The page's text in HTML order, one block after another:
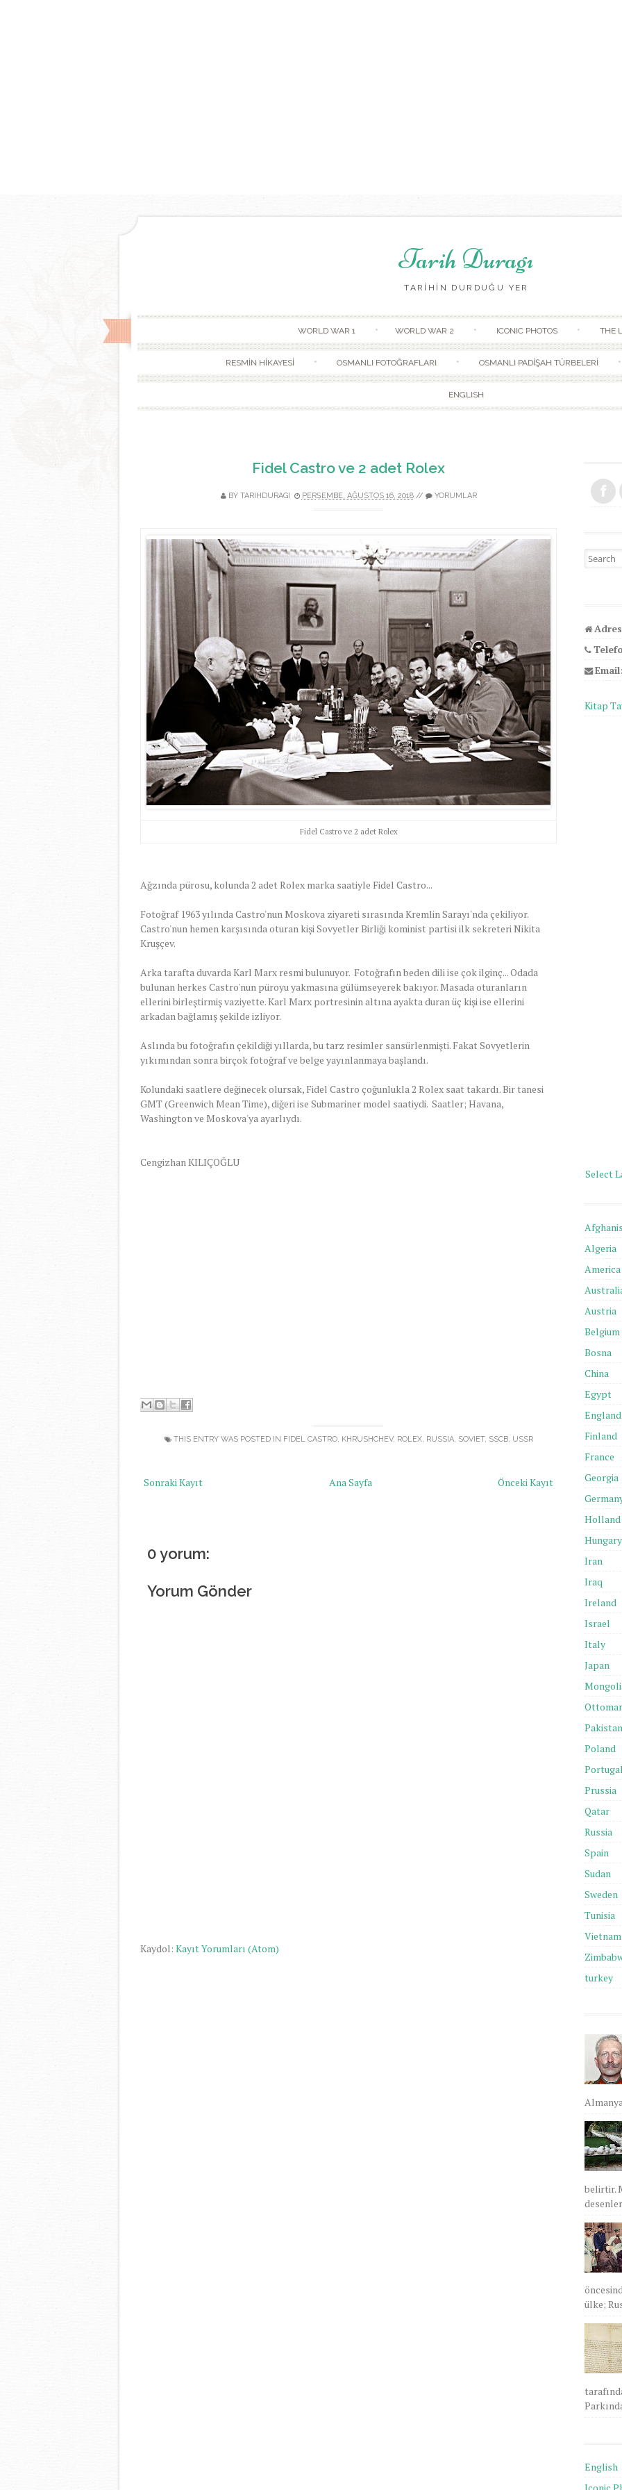
Tarih Duragı
TARİHİN DURDUĞU YER
WORLD WAR 1 WORLD WAR 2 ICONIC PHOTOS THE
RESMİN HİKAYESİ OSMANLI FOTOĞRAFLARI OSMANLI PADİŞAH TÜRBELERİ
ENGLISH
Fidel Castro ve 2 adet Rolex
BY TARIHDURAGI PERŞEMBE, AĞUSTOS 16, 2018// YORUMLAR
Fidel Castro ve 2 adet Rolex
Ağzında pürosu, kolunda 2 adet Rolex marka saatiyle Fidel Castro...
Fotoğraf 1963 yılında Castro'nun Moskova ziyareti sırasında Kremlin Sarayı'nda çekiliyor.
Castro'nun hemen karşısında oturan kişi Sovyetler Birliği kominist partisi ilk sekreteri Nikita
Kruşçev.
Arka tarafta duvarda Karl Marx resmi bulunuyor. Fotoğrafın beden dili ise çok ilginç... Odada
bulunan herkes Castro'nun püroyu yakmasına gülümseyerek bakıyor. Masada oturanların
ellerini birleştirmiş vaziyette. Karl Marx portresinin altına ayakta duran üç kişi ise ellerini
arkadan bağlamış şekilde izliyor.
Aslında bu fotoğrafın çekildiği yıllarda, bu tarz resimler sansürlenmişti. Fakat Sovyetlerin
yıkımından sonra birçok fotoğraf ve belge yayınlanmaya başlandı.
Kolundaki saatlere değinecek olursak, Fidel Castro çoğunlukla 2 Rolex saat takardı. Bir tanesi
GMT (Greenwich Mean Time), diğeri ise Submariner model saatiydi. Saatler; Havana,
Washington ve Moskova'ya ayarlıydı.
Cengizhan KILIÇOĞLU
THIS ENTRY WAS POSTED IN FIDEL CASTRO, KHRUSHCHEV, ROLEX, RUSSIA, SOVIET, SSCB, USSR
Sonraki Kayıt Önceki Kayıt
Ana Sayfa
0 yorum:
Yorum Gönder
Kaydol: Kayıt Yorumları (Atom)
Search
Kitap
Select
Algeria
America
Austria
Belgium
Bosna
China
Egypt
England
Finland
France
Georgia
Holland
Hungary
Iran
Iraq
Ireland
Israel
Italy
Japan
Pakistan
Poland
Prussia
Qatar
Russia
Spain
Sudan
Sweden
Tunisia
Vietnam
turkey
belirtir.
ülke;
English